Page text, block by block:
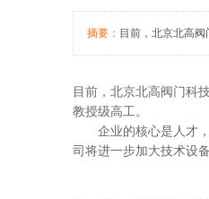
摘要： 目前，北京北高
目前，北京北高阀门科
教授级高工。
企业的核心是人才，
司将进一步加大技术设